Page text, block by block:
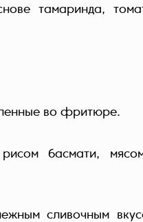
тамаринда,
во фритюре.
басмати,
сливочным